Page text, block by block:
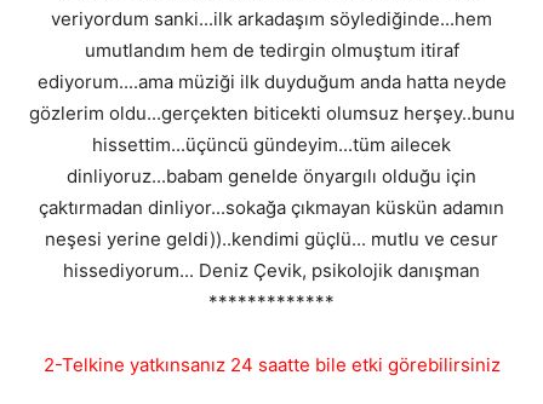
veriyordum sanki...ilk arkadaşım söylediğinde...hem
umutlandım hem de tedirgin olmuştum itiraf
ediyorum....ama müziği ilk duyduğum anda hatta neyde
gözlerim oldu...gerçekten biticekti olumsuz herşey..bunu
hissettim...üçüncü gündeyim...tüm ailecek
dinliyoruz...babam genelde önyargılı olduğu için
çaktırmadan dinliyor...sokağa çıkmayan küskün adamın
neşesi yerine geldi))..kendimi güçlü... mutlu ve cesur
hissediyorum... Deniz Çevik, psikolojik danışman
*************
2-Telkine yatkınsanız 24 saatte bile etki görebilirsiniz